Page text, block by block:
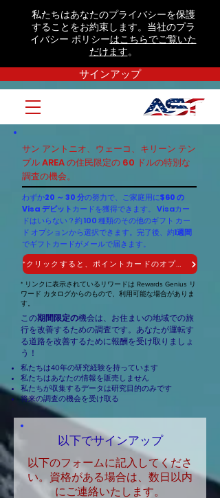
サインアップ
私たちはあなたのプライバシーを保護
することをお約束します。当社のプラ
イバシー ポリシーはこちらでご覧いた
だけます。
サン アントニオ、ウェーコ、キリーン テン
プル AREA の住民限定の 60 ドルの特別な
調査の機会。
わずか20 ～ 30 分の努力で、ご家庭用に$60 の
Visa デビットカードを獲得できます。 Visaカー
ドはいらない？約 100 種類のその他のギフト カー
ド オプションから選択できます。完了後、約1週間
でギフトカードがメールで届きます。
*クリックすると、ポイントカードのオプションが表示されます
* リンクに表示されているリワードは Rewards Genius リ
ワード カタログからのもので、利用可能な場合がありま
す。
この期間限定の機会は、お住まいの地域での旅
行を改善するための調査です。あなたが運転す
る道路を改善するために報酬を受け取りましょ
う！
私たちは40年の研究経験を持っています
私たちはあなたの情報を販売しません
私たちが収集するデータは研究目的のみです
将来の調査の機会を受け取る
以下でサインアップ
以下のフォームに記入してくださ
い。資格がある場合は、数日以内
にご連絡いたします。